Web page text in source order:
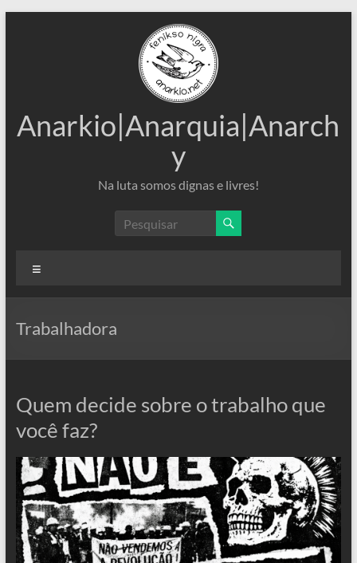
Anarkio|Anarquia|Anarch
y
Na luta somos dignas e livres!
Trabalhadora
Quem decide sobre o trabalho que
você faz?